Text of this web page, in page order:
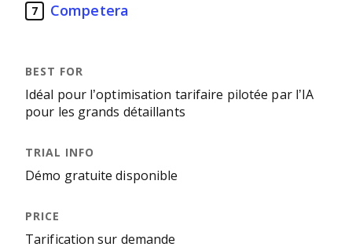
7 Competera
Idéal pour l’optimisation tarifaire pilotée par l’IA
pour les grands détaillants
Démo gratuite disponible
Tarification sur demande